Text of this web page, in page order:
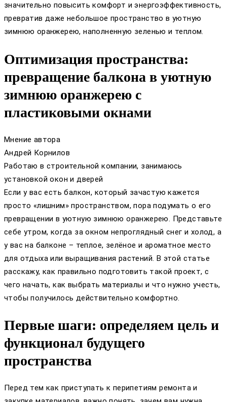
значительно повысить комфорт и энергоэффективность,
превратив даже небольшое пространство в уютную
зимнюю оранжерею, наполненную зеленью и теплом.
Оптимизация пространства:
превращение балкона в уютную
зимнюю оранжерею с
пластиковыми окнами
Мнение автора
Андрей Корнилов
Работаю в строительной компании, занимаюсь
установкой окон и дверей
Если у вас есть балкон, который зачастую кажется
просто «лишним» пространством, пора подумать о его
превращении в уютную зимнюю оранжерею. Представьте
себе утром, когда за окном непроглядный снег и холод, а
у вас на балконе – теплое, зелёное и ароматное место
для отдыха или выращивания растений. В этой статье
расскажу, как правильно подготовить такой проект, с
чего начать, как выбрать материалы и что нужно учесть,
чтобы получилось действительно комфортно.
Первые шаги: определяем цель и
функционал будущего
пространства
Перед тем как приступать к перипетиям ремонта и